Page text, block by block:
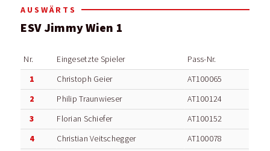
AUSWÄRTS
ESV Jimmy Wien 1
Nr. Eingesetzte Spieler Pass-Nr.
1 Christoph Geier AT100065
2 Philip Traunwieser AT100124
3 Florian Schiefer AT100152
4 Christian Veitschegger AT100078